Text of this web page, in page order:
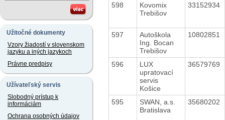
Užitočné dokumenty
Vzory žiadostí v slovenskom
jazyku a iných jazykoch
Právne predpisy
Užívateľský servis
Slobodný prístup k
informáciám
Ochrana osobných údajov
598
Kovomix
Trebišov
33152934
597
Autoškola
Ing. Bocan
Trebišov
10802851
596
LUX
upratovací
servis
Košice
36579769
595
SWAN, a.s.
Bratislava
35680202